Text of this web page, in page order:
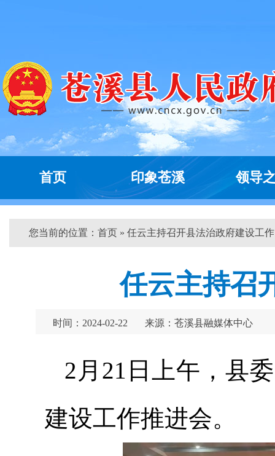
首页 印象苍溪 领导
您当前的位置： 首页 » 任云主持召开县法治政府建设工
任云主持召
时间：2024-02-22 来源：苍溪县融媒体中心
2月21日上午，县
建设工作推进会。